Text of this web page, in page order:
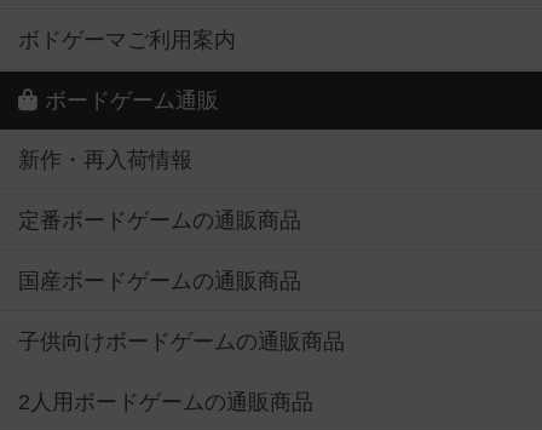
ボドゲーマご利用案内
ボードゲーム通販
新作・再入荷情報
定番ボードゲームの通販商品
国産ボードゲームの通販商品
子供向けボードゲームの通販商品
2人用ボードゲームの通販商品